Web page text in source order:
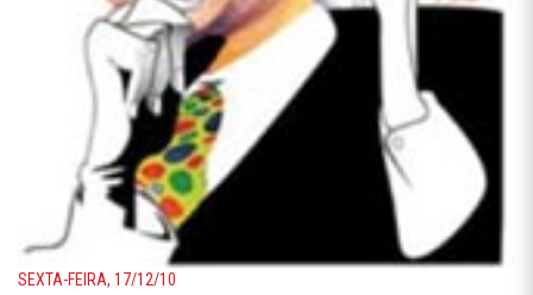
SEXTA-FEIRA, 17/12/10